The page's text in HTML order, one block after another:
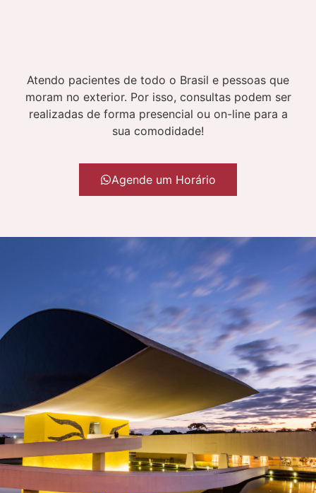
Atendo pacientes de todo o Brasil e pessoas que
moram no exterior. Por isso, consultas podem ser
realizadas de forma presencial ou on-line para a
sua comodidade!
Agende um Horário